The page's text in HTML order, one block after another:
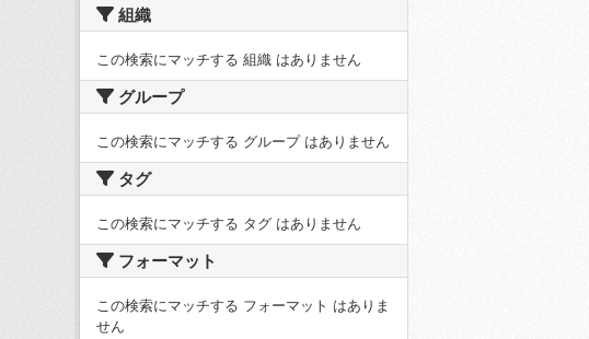
組織
この検索にマッチする 組織 はありません
グループ
この検索にマッチする グループ はありません
タグ
この検索にマッチする タグ はありません
フォーマット
この検索にマッチする フォーマット はありま
せん